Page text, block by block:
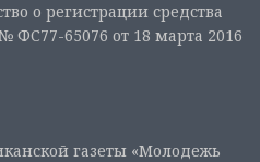
о регистрации средства
65076 от 18 марта 2016
газеты «Молодежь